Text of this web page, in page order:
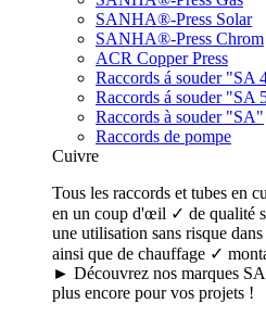
SANHA®-Press Solar
SANHA®-Press Chrom
ACR Copper Press
Raccords á souder "SA
Raccords á souder "SA
Raccords à souder "SA"
Raccords de pompe
Cuivre
Tous les raccords et tubes en
en un coup d'œil ✓ de qualité
une utilisation sans risque
ainsi que de chauffage ✓
► Découvrez nos marques
plus encore pour vos projets !